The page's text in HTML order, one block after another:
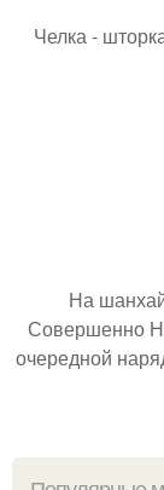
Челка -
На
Совершенно
очередной